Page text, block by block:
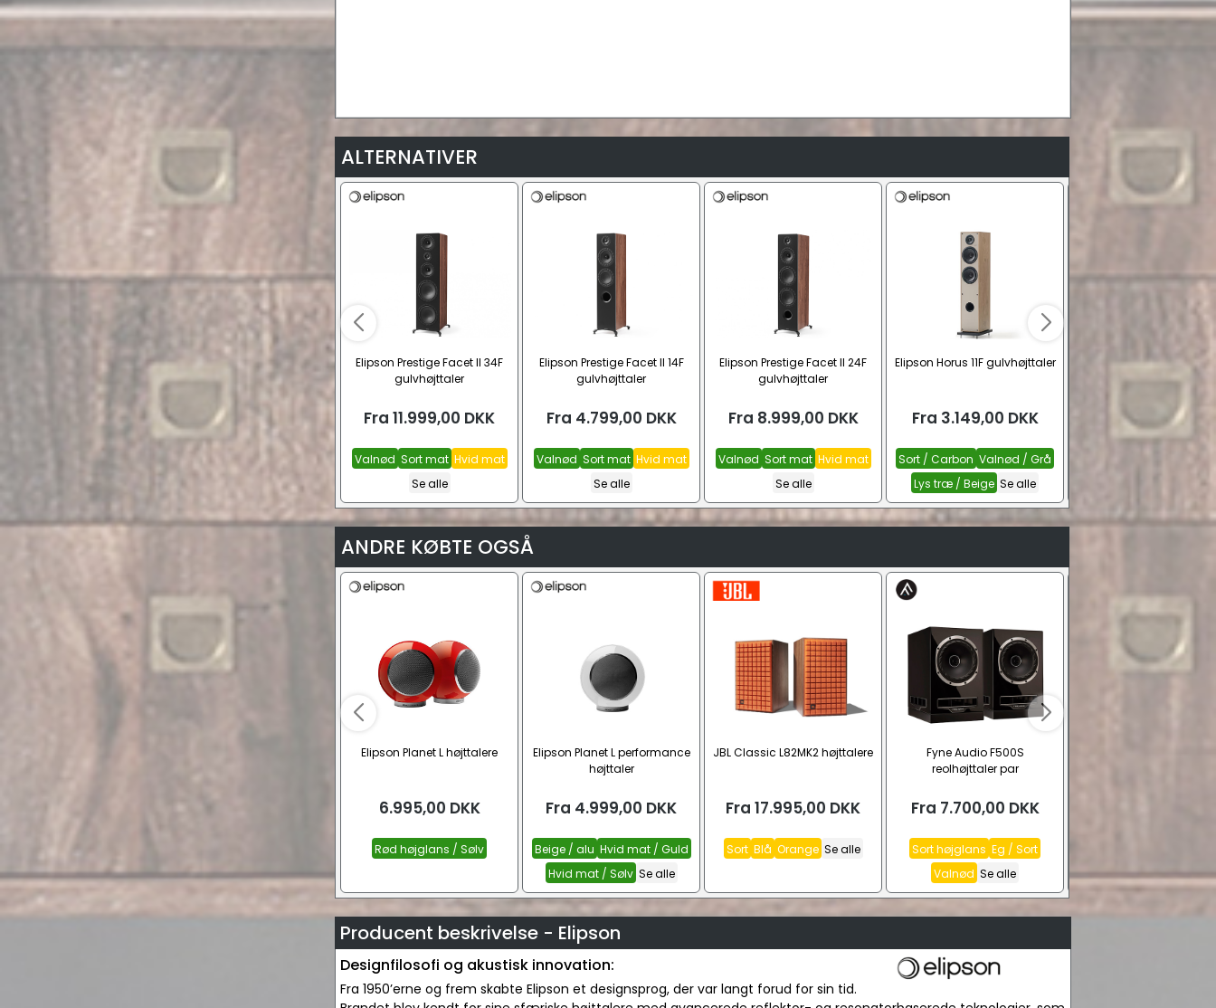
ALTERNATIVER
Elipson Prestige Facet II 34F
gulvhøjttaler
Fra 11.999,00 DKK
Valnød Sort mat Hvid mat
Se alle
Elipson Prestige Facet II 14F
gulvhøjttaler
Fra 4.799,00 DKK
Valnød Sort mat Hvid mat
Se alle
Elipson Prestige Facet II 24F
gulvhøjttaler
Fra 8.999,00 DKK
Valnød Sort mat Hvid mat
Se alle
Elipson Horus 11F gulvhøjttaler
Fra 3.149,00 DKK
Sort / Carbon Valnød / Grå
Lys træ / Beige Se alle
Elipson Horus 11F BT
gulvhøjttaler
5.999,00
ANDRE KØBTE OGSÅ
Elipson Planet L højttalere
6.995,00 DKK
Rød højglans / Sølv
Elipson Planet L performance
højttaler
Fra 4.999,00 DKK
Beige / alu Hvid mat / Guld
Hvid mat / Sølv Se alle
JBL Classic L82MK2 højttalere
Fra 17.995,00 DKK
Sort Blå Orange Se alle
Fyne Audio F500S
reolhøjttaler par
Fra 7.700,00 DKK
Sort højglans Eg / Sort
Valnød Se alle
Producent beskrivelse - Elipson
Designfilosofi og akustisk innovation:
Fra 1950’erne og frem skabte Elipson et designsprog, der var langt forud for sin tid.